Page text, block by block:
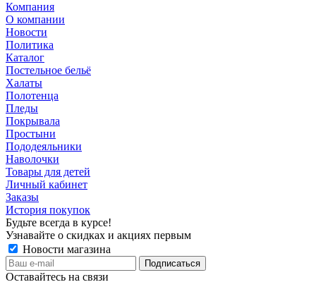
Компания
О компании
Новости
Политика
Каталог
Постельное бельё
Халаты
Полотенца
Пледы
Покрывала
Простыни
Пододеяльники
Наволочки
Товары для детей
Личный кабинет
Заказы
История покупок
Будьте всегда в курсе!
Узнавайте о скидках и акциях первым
Новости магазина
Оставайтесь на связи